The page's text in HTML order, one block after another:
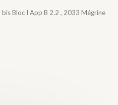
Bloc I App B 2.2 , 2033 Mégrine